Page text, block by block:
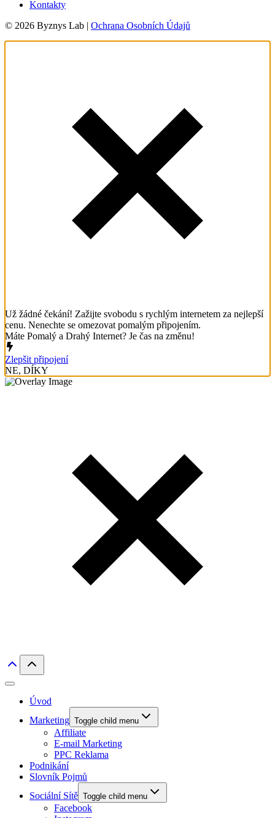
Kontakty
© 2026 Byznys Lab | Ochrana Osobních Údajů
Už žádné čekání! Zažijte svobodu s rychlým internetem za nejlepší
cenu. Nenechte se omezovat pomalým připojením.
Máte Pomalý a Drahý Internet? Je čas na změnu!
Zlepšit připojení
NE, DÍKY
Úvod
Marketing Toggle child menu
Affiliate
E-mail Marketing
PPC Reklama
Podnikání
Slovník Pojmů
Sociální Sítě Toggle child menu
Facebook